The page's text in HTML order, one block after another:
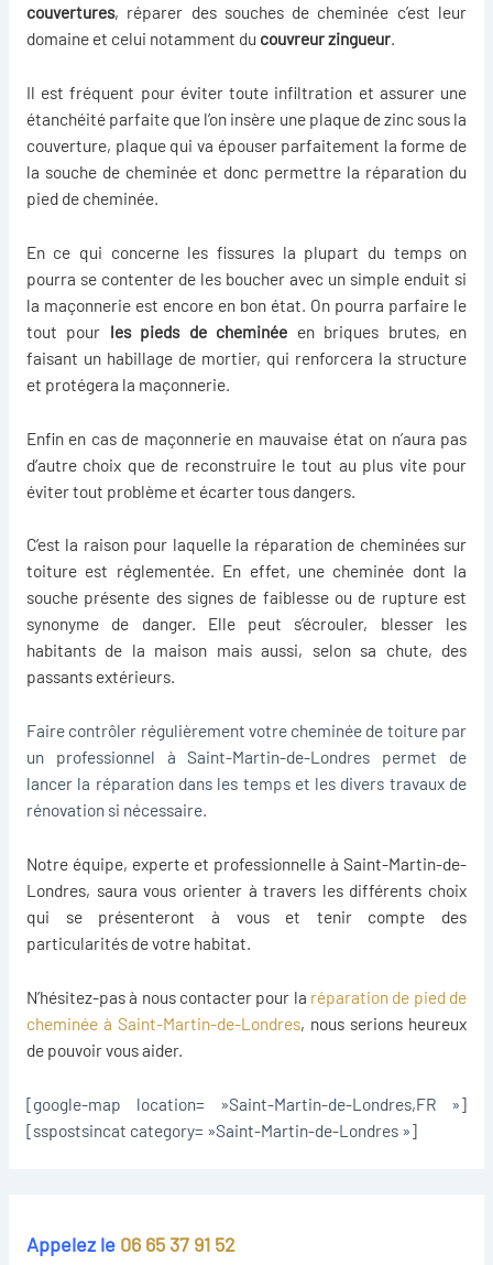
couvertures, réparer des souches de cheminée c’est leur
domaine et celui notamment du couvreur zingueur.
Il est fréquent pour éviter toute infiltration et assurer une
étanchéité parfaite que l’on insère une plaque de zinc sous la
couverture, plaque qui va épouser parfaitement la forme de
la souche de cheminée et donc permettre la réparation du
pied de cheminée.
En ce qui concerne les fissures la plupart du temps on
pourra se contenter de les boucher avec un simple enduit si
la maçonnerie est encore en bon état. On pourra parfaire le
tout pour les pieds de cheminée en briques brutes, en
faisant un habillage de mortier, qui renforcera la structure
et protégera la maçonnerie.
Enfin en cas de maçonnerie en mauvaise état on n’aura pas
d’autre choix que de reconstruire le tout au plus vite pour
éviter tout problème et écarter tous dangers.
C’est la raison pour laquelle la réparation de cheminéessur
toiture est réglementée. En effet, une cheminée dont la
souche présente des signes de faiblesse ou de rupture est
synonyme de danger. Elle peut s’écrouler, blesser les
habitants de la maison mais aussi, selon sa chute, des
passants extérieurs.
Faire contrôler régulièrement votre cheminée de toiture par
un professionnel à Saint-Martin-de-Londres permet de
lancer la réparation dans les temps et les divers travaux de
rénovation si nécessaire.
Notre équipe, experte et professionnelle à Saint-Martin-de-
Londres, saura vous orienter à travers les différents choix
qui se présenteront à vous et tenir compte des
particularités de votre habitat.
N’hésitez-pas à nous contacter pour la réparation de pied de
cheminée à Saint-Martin-de-Londres, nous serions heureux
de pouvoir vous aider.
[google-map location= »Saint-Martin-de-Londres,FR »]
[sspostsincat category= »Saint-Martin-de-Londres »]
Appelez le 06 65 37 91 52